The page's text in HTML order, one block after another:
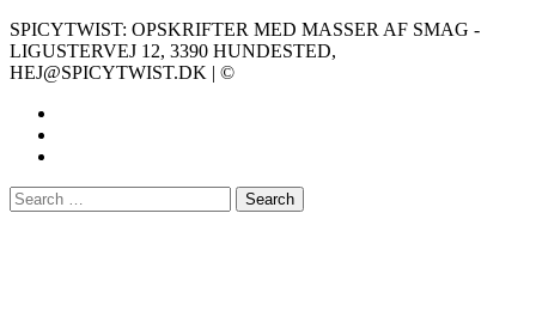
SPICYTWIST: OPSKRIFTER MED MASSER AF SMAG -
LIGUSTERVEJ 12, 3390 HUNDESTED,
HEJ@SPICYTWIST.DK | ©